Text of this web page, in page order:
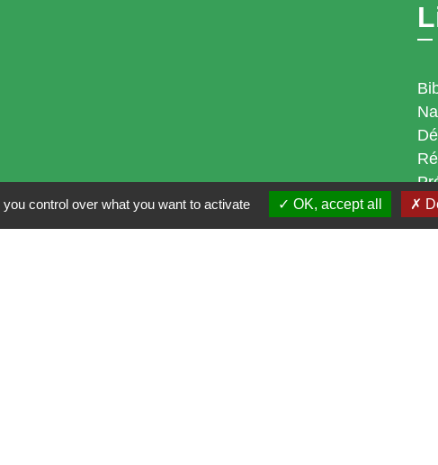
control over what you want to activate OK, accept all